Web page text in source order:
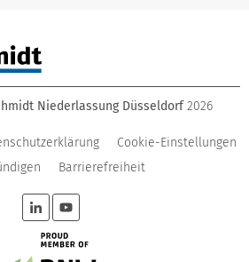
Niederlassung Düsseldorf 2026
Cookie-Einstellungen
Barrierefreiheit